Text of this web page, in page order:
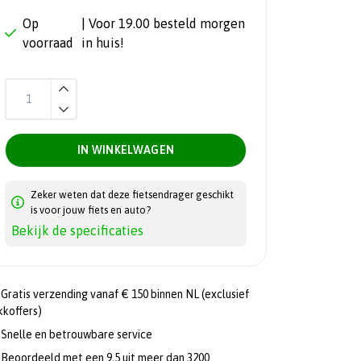
Op
voorraad
| Voor 19.00 besteld morgen
in huis!
IN WINKELWAGEN
Zeker weten dat deze fietsendrager geschikt
is voor jouw fiets en auto?
Bekijk de specificaties
Gratis verzending vanaf € 150 binnen NL (exclusief
Snelle en betrouwbare service
Beoordeeld met een 9,5 uit meer dan 3200